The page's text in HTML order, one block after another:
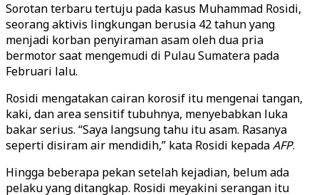
Sorotan terbaru tertuju pada kasus Muhammad Rosidi,
seorang aktivis lingkungan berusia 42 tahun yang
menjadi korban penyiraman asam oleh dua pria
bermotor saat mengemudi di Pulau Sumatera pada
Februari lalu.
Rosidi mengatakan cairan korosif itu mengenai tangan,
kaki, dan area sensitif tubuhnya, menyebabkan luka
bakar serius. “Saya langsung tahu itu asam. Rasanya
seperti disiram air mendidih,” kata Rosidi kepadaAFP.
Hingga beberapa pekan setelah kejadian, belum ada
pelaku yang ditangkap. Rosidi meyakini serangan itu